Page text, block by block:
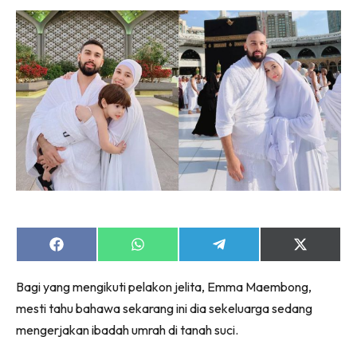
Share
on
Share
on
Share
on
Share
on
(Twitter)
Bagi yang mengikuti pelakon jelita, Emma Maembong,
mesti tahu bahawa sekarang ini dia sekeluarga sedang
mengerjakan ibadah umrah di tanah suci.